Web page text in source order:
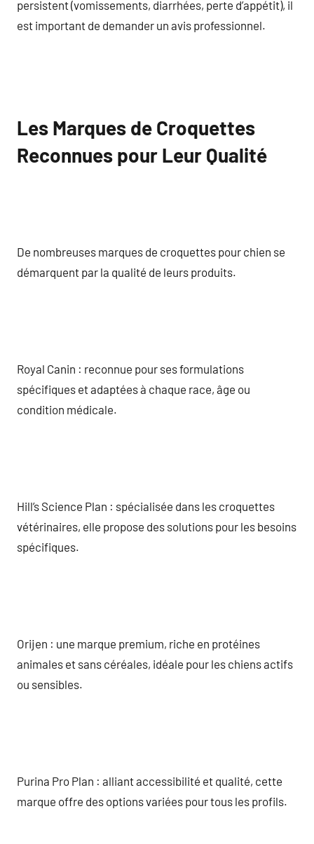
persistent (vomissements, diarrhées, perte d’appétit), il
est important de demander un avis professionnel.
Les Marques de Croquettes
Reconnues pour Leur Qualité
De nombreuses marques de croquettes pour chien se
démarquent par la qualité de leurs produits.
Royal Canin : reconnue pour ses formulations
spécifiques et adaptées à chaque race, âge ou
condition médicale.
Hill’s Science Plan : spécialisée dans les croquettes
vétérinaires, elle propose des solutions pour les besoins
spécifiques.
Orijen : une marque premium, riche en protéines
animales et sans céréales, idéale pour les chiens actifs
ou sensibles.
Purina Pro Plan : alliant accessibilité et qualité, cette
marque offre des options variées pour tous les profils.